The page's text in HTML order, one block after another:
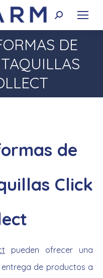
Buscar:
DE
de
Click
pueden ofrecer una
de productos a